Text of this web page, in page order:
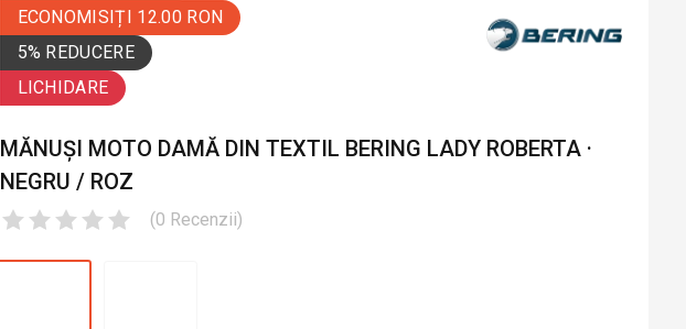
ECONOMISIȚI 12.00 RON
5% REDUCERE
LICHIDARE
MĂNUȘI MOTO DAMĂ DIN TEXTIL BERING LADY ROBERTA ·
NEGRU / ROZ
(0 Recenzii)